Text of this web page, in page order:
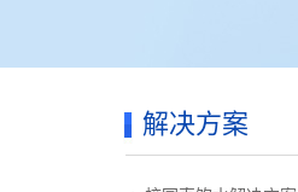
解决方案